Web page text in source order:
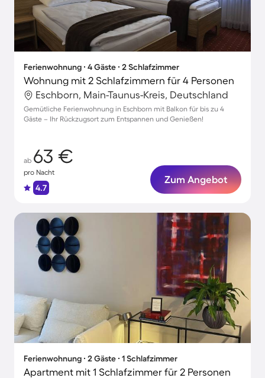
Ferienwohnung ∙ 4 Gäste ∙ 2 Schlafzimmer
Wohnung mit 2 Schlafzimmern für 4 Personen
Eschborn, Main-Taunus-Kreis, Deutschland
Gemütliche Ferienwohnung in Eschborn mit Balkon für bis zu 4
Gäste – Ihr Rückzugsort zum Entspannen und Genießen!
ab 63 €
pro Nacht
4.7
Zum Angebot
Ferienwohnung ∙ 2 Gäste ∙ 1 Schlafzimmer
Apartment mit 1 Schlafzimmer für 2 Personen